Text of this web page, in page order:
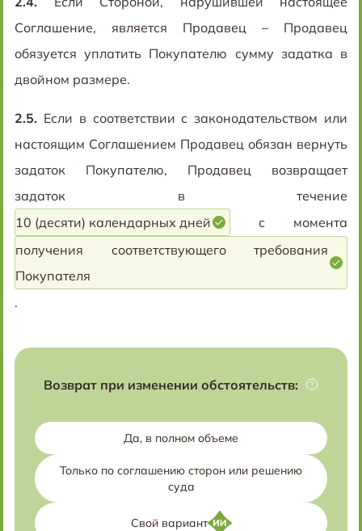
Соглашение, является Продавец – Продавец
обязуется уплатить Покупателю сумму задатка в
двойном размере.
2.5. Если в соответствии с законодательством или
настоящим Соглашением Продавец обязан вернуть
задаток Покупателю, Продавец возвращает
задаток в течение
10 (десяти) календарных дней
с момента
получения соответствующего требования
Покупателя
.
Возврат при изменении обстоятельств:
Да, в полном объеме
Только по соглашению сторон или решению
суда
Свой вариант